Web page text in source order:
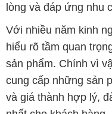
lòng và đáp ứng nhu
Với nhiều năm kinh
hiểu rõ tầm quan
sản phẩm. Chính vì
cung cấp những sản
và giá thành hợp lý,